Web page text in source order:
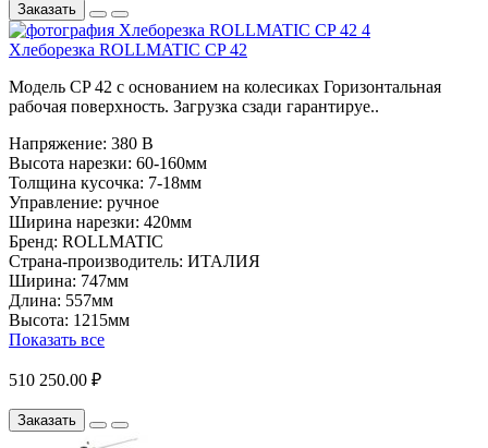
Заказать
Хлеборезка ROLLMATIC CP 42
Модель CP 42 с основанием на колесиках Горизонтальная
рабочая поверхность. Загрузка сзади гарантируе..
Напряжение: 380 В
Высота нарезки: 60-160мм
Толщина кусочка: 7-18мм
Управление: ручное
Ширина нарезки: 420мм
Бренд: ROLLMATIC
Страна-производитель: ИТАЛИЯ
Ширина: 747мм
Длина: 557мм
Высота: 1215мм
Показать все
510 250.00 ₽
Заказать